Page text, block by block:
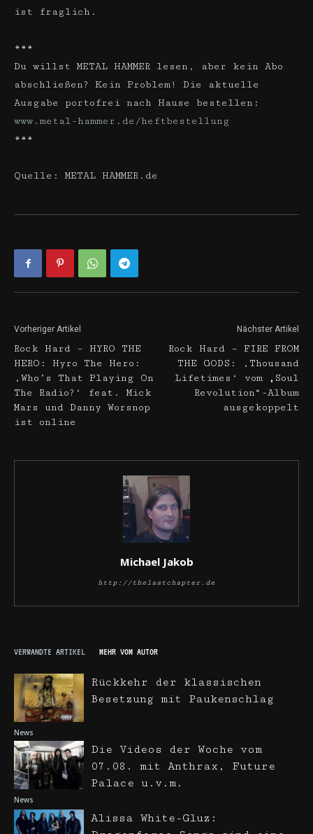
ist fraglich.
***
Du willst METAL HAMMER lesen, aber kein Abo
abschließen? Kein Problem! Die aktuelle
Ausgabe portofrei nach Hause bestellen:
www.metal-hammer.de/heftbestellung
***
Quelle: METAL HAMMER.de
Vorheriger Artikel
Rock Hard – HYRO THE
HERO: Hyro The Hero:
‚Who’s That Playing On
The Radio?‘ feat. Mick
Mars und Danny Worsnop
ist online
Nächster Artikel
Rock Hard – FIRE FROM
THE GODS: ‚Thousand
Lifetimes‘ vom „Soul
Revolution“-Album
ausgekoppelt
Michael Jakob
http://thelastchapter.de
VERWANDTE ARTIKEL MEHR VOM AUTOR
News
Rückkehr der klassischen
Besetzung mit Paukenschlag
News
Die Videos der Woche vom
07.08. mit Anthrax, Future
Palace u.v.m.
Alissa White-Gluz: